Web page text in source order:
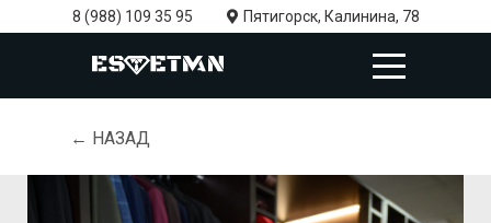
8 (988) 109 35 95 Пятигорск, Калинина, 78
← НАЗАД